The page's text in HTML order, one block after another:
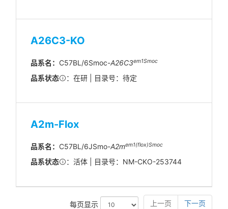
A26C3-KO
品系名： C57BL/6Smoc-A26C3em1Smoc
品系状态 ：在研 | 目录号：待定
A2m-Flox
品系名： C57BL/6JSmo-A2mem1(flox)Smoc
品系状态 ：活体 | 目录号：NM-CKO-253744
每页显示 上一页 下一页